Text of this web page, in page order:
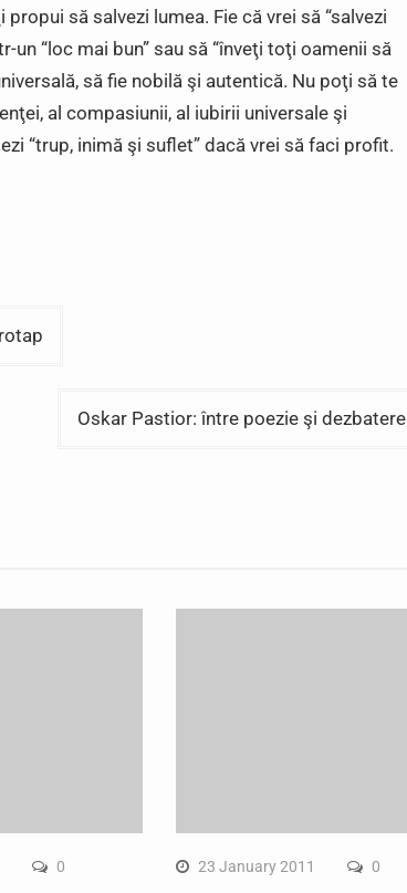
să salvezi lumea. Fie că vrei să “salvezi
un “loc mai bun” sau să “înveţi toţi oamenii să
să fie nobilă şi autentică. Nu poţi să te
al compasiunii, al iubirii universale şi
“trup, inimă şi suflet” dacă vrei să faci profit.
Oskar Pastior: între poezie şi dezbatere
0 23 January 2011 0